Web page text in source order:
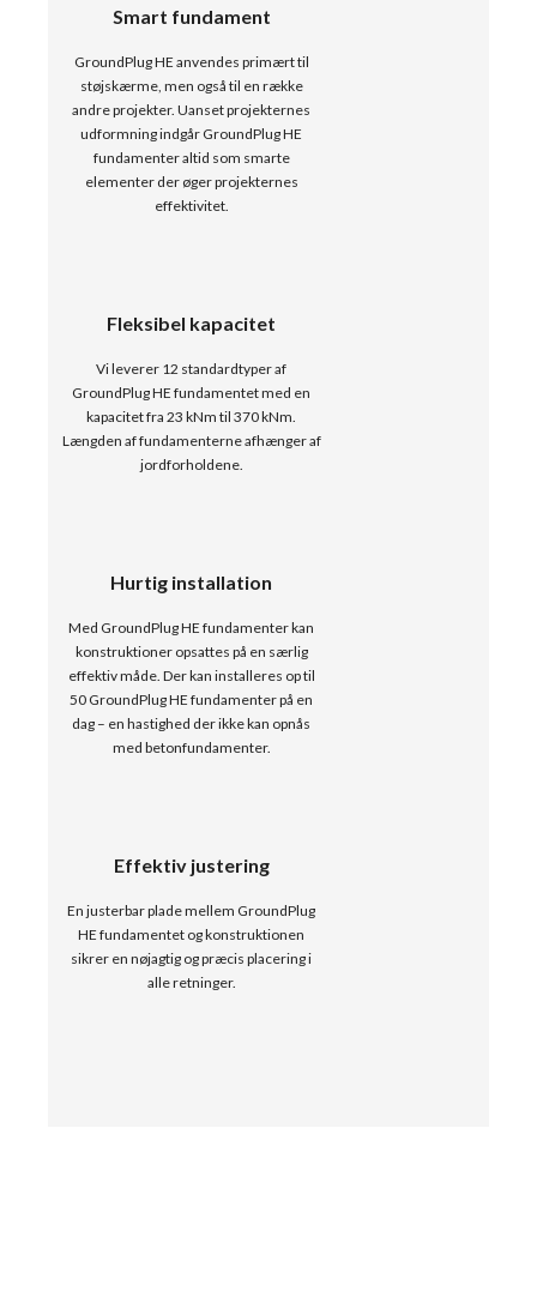
Smart fundament
GroundPlug HE anvendes primært til
støjskærme, men også til en række
andre projekter. Uanset projekternes
udformning indgår GroundPlug HE
fundamenter altid som smarte
elementer der øger projekternes
effektivitet.
Fleksibel kapacitet
Vi leverer 12 standardtyper af
GroundPlug HE fundamentet med en
kapacitet fra 23 kNm til 370 kNm.
Længden af fundamenterne afhænger af
jordforholdene.
Hurtig installation
Med GroundPlug HE fundamenter kan
konstruktioner opsattes på en særlig
effektiv måde. Der kan installeres op til
50 GroundPlug HE fundamenter på en
dag – en hastighed der ikke kan opnås
med betonfundamenter.
Effektiv justering
En justerbar plade mellem GroundPlug
HE fundamentet og konstruktionen
sikrer en nøjagtig og præcis placering i
alle retninger.